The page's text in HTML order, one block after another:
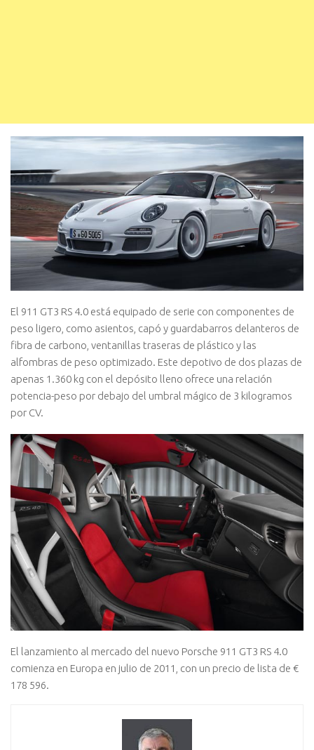
El 911 GT3 RS 4.0 está equipado de serie con componentes de
peso ligero, como asientos, capó y guardabarros delanteros de
fibra de carbono, ventanillas traseras de plástico y las
alfombras de peso optimizado. Este depotivo de dos plazas de
apenas 1.360 kg con el depósito lleno ofrece una relación
potencia-peso por debajo del umbral mágico de 3 kilogramos
por CV.
El lanzamiento al mercado del nuevo Porsche 911 GT3 RS 4.0
comienza en Europa en julio de 2011, con un precio de lista de €
178 596.